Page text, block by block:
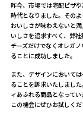
昨今、市場では宅配ピザ
時代となりました。その
おいしさが味わえないと
いしさを追求すべく、弊
チーズだけでなくオレガ
ることに成功しました。
また、デザインにおいて
ることを訴求いたしまし
ィあふれる商品となってい
この機会にぜひお試しくだ